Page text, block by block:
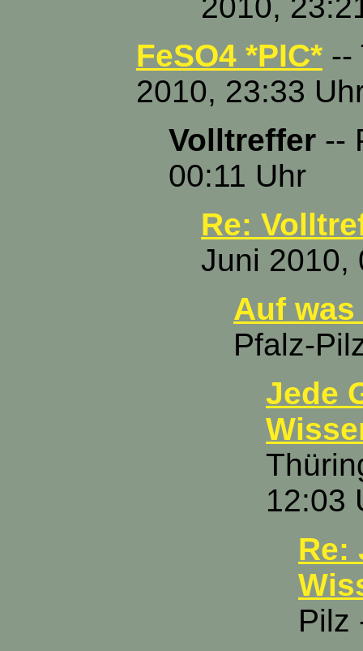
FeSO4 *PIC* --
2010, 23:33
Volltreffer --
00:11 Uhr
Re:
Juni 2010,
Auf
Pfalz-
Jede
12:03
Re:
Pilz